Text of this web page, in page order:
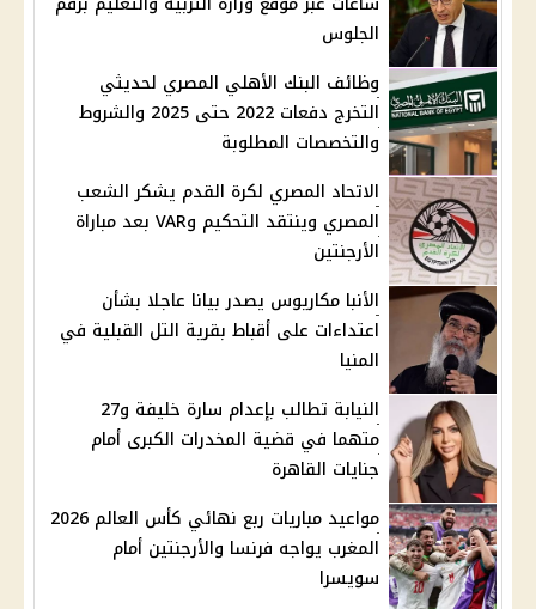
الجلوس
وظائف البنك الأهلي المصري لحديثي
التخرج دفعات 2022 حتى 2025 والشروط
والتخصصات المطلوبة
الاتحاد المصري لكرة القدم يشكر الشعب
المصري وينتقد التحكيم وVAR بعد مباراة
الأرجنتين
الأنبا مكاريوس يصدر بيانا عاجلا بشأن
اعتداءات على أقباط بقرية التل القبلية في
المنيا
النيابة تطالب بإعدام سارة خليفة و27
متهما في قضية المخدرات الكبرى أمام
جنايات القاهرة
مواعيد مباريات ربع نهائي كأس العالم 2026
المغرب يواجه فرنسا والأرجنتين أمام
سويسرا